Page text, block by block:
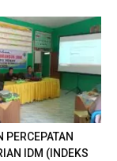
PERCEPATAN
IDM (INDEKS